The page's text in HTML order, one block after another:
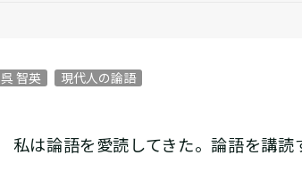
呉 智英 現代人の論語
私は論語を愛読してきた。論語を講読